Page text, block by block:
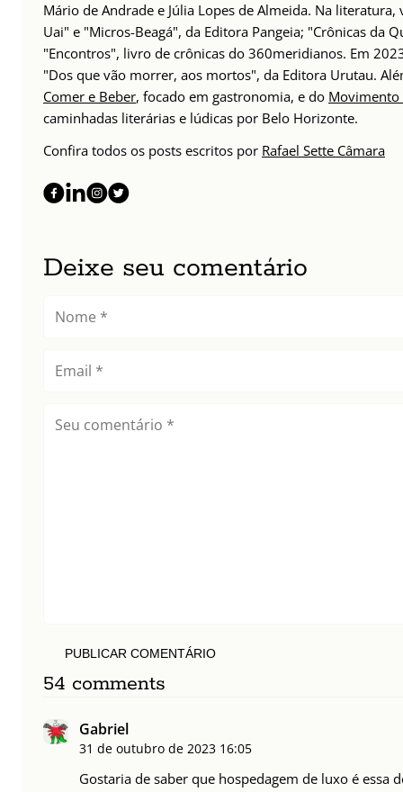
Mário de Andrade e Júlia Lopes de Almeida. Na
Uai" e "Micros-Beagá", da Editora Pangeia; "Crônicas da
"Encontros", livro de crônicas do 360meridianos. Em
"Dos que vão morrer, aos mortos", da Editora Urutau.
Comer e Beber, focado em gastronomia, e do Movimento
caminhadas literárias e lúdicas por Belo Horizonte.
Confira todos os posts escritos por Rafael Sette Câmara
Deixe seu comentário
PUBLICAR COMENTÁRIO
54 comments
Gabriel
31 de outubro de 2023 16:05
Gostaria de saber que hospedagem de luxo é essa